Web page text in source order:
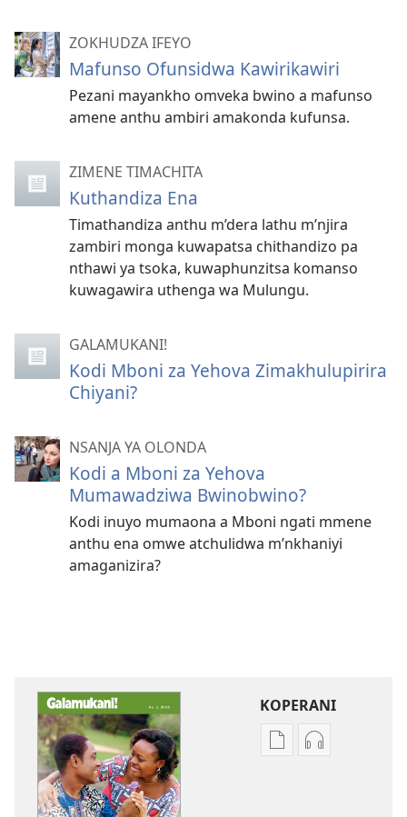
ZOKHUDZA IFEYO
Mafunso Ofunsidwa Kawirikawiri
Pezani mayankho omveka bwino a mafunso
amene anthu ambiri amakonda kufunsa.
ZIMENE TIMACHITA
Kuthandiza Ena
Timathandiza anthu m’dera lathu m’njira
zambiri monga kuwapatsa chithandizo pa
nthawi ya tsoka, kuwaphunzitsa komanso
kuwagawira uthenga wa Mulungu.
GALAMUKANI!
Kodi Mboni za Yehova Zimakhulupirira
Chiyani?
NSANJA YA OLONDA
Kodi a Mboni za Yehova
Mumawadziwa Bwinobwino?
Kodi inuyo mumaona a Mboni ngati mmene
anthu ena omwe atchulidwa m’nkhaniyi
amaganizira?
KOPERANI
PanganiKoperani